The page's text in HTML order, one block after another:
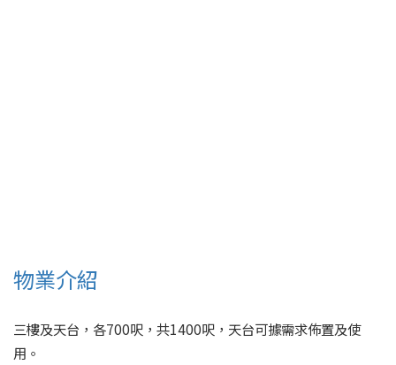
物業介紹
三樓及天台，各700呎，共1400呎，天台可據需求佈置及使
用。